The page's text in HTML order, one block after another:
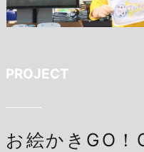
PROJECT
お絵かきGO！